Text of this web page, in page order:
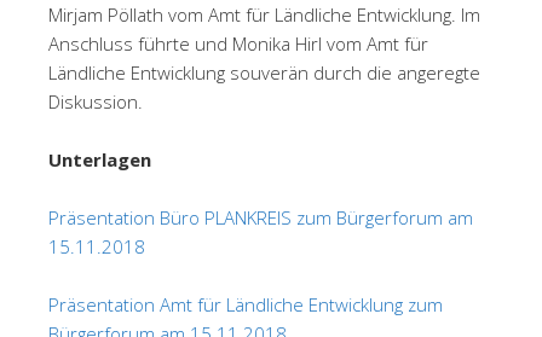
Mirjam Pöllath vom Amt für Ländliche Entwicklung. Im
Anschluss führte und Monika Hirl vom Amt für
Ländliche Entwicklung souverän durch die angeregte
Diskussion.
Unterlagen
Präsentation Büro PLANKREIS zum Bürgerforum am
15.11.2018
Präsentation Amt für Ländliche Entwicklung zum